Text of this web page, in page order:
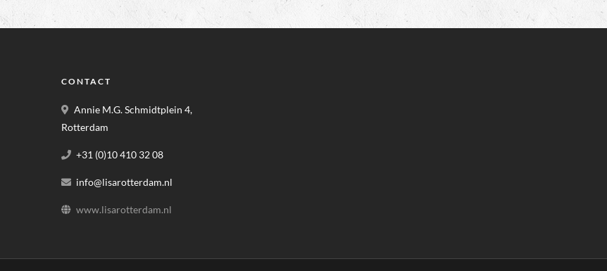
CONTACT
Annie M.G. Schmidtplein 4,
Rotterdam
+31 (0)10 410 32 08
info@lisarotterdam.nl
www.lisarotterdam.nl